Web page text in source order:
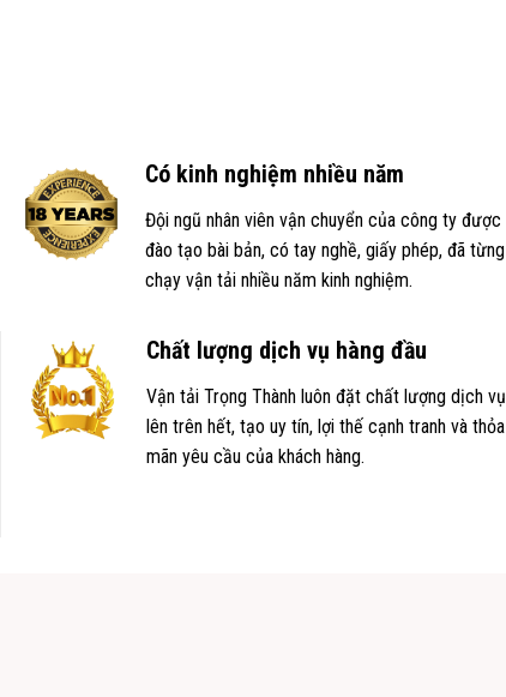
Có kinh nghiệm nhiều năm
Đội ngũ nhân viên vận chuyển của công ty được
đào tạo bài bản, có tay nghề, giấy phép, đã từng
chạy vận tải nhiều năm kinh nghiệm.
Chất lượng dịch vụ hàng đầu
Vận tải Trọng Thành luôn đặt chất lượng dịch vụ
lên trên hết, tạo uy tín, lợi thế cạnh tranh và thỏa
mãn yêu cầu của khách hàng.